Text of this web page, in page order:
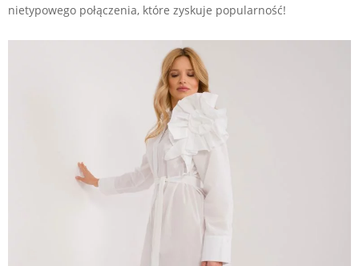
nietypowego połączenia, które zyskuje popularność!